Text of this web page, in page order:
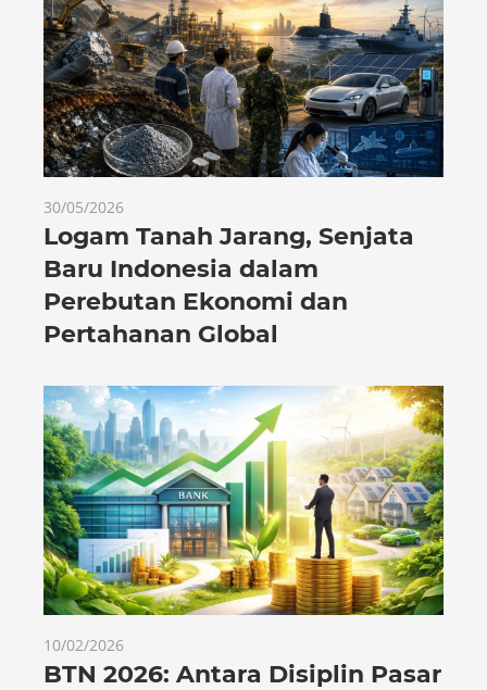
30/05/2026
Logam Tanah Jarang, Senjata
Baru Indonesia dalam
Perebutan Ekonomi dan
Pertahanan Global
10/02/2026
BTN 2026: Antara Disiplin Pasar